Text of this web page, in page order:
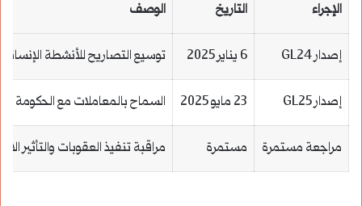
الإجراء التاريخ الوصف
إصدار GL24 6 يناير 2025 توسيع التصاريح للأنشطة
إصدار GL25 23 مايو 2025 السماح بالمعاملات مع الحكومة
مراجعة مستمرة مستمرة مراقبة تنفيذ العقوبات والتأثير